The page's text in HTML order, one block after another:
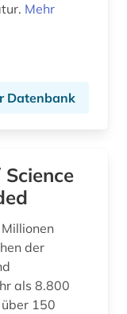
Mehr
Datenbank
der
als 8.800
150